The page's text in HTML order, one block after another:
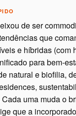
de ser
que
e híbridas (com
para bem-
natural e biofilia,
uma muda o
que a